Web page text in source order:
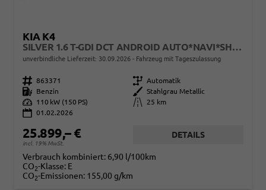
KIA K4
SILVER 1.6 T-GDI DCT ANDROID AUTO*NAVI*SHZ*KAMERA*ACC*KEYLESS*2Z KLIMAAUTO*
unverbindliche Lieferzeit: 30.09.2026 Fahrzeug mit Tageszulassung
Fahrzeugnr. 863371 Getriebe Automatik
Kraftstoff
Benzin Außenfarbe
Stahlgrau Metallic
Leistung
110 kW (150 PS) Kilometerstand
25 km
01.02.2026
25.899,– €
incl. 19% MwSt.
DETAILS
Verbrauch kombiniert: 6,90 l/100km
CO2-Klasse: E
CO2-Emissionen: 155,00 g/km